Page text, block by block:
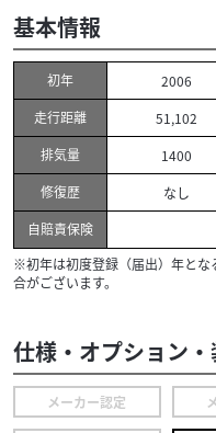
基本情報
初年 2006
走行距離
51,102
排気量
1400
修復歴
なし
自賠責保険
※初年は初度登録（届出）年とな
合がございます。
仕様・オプション
メーカー認定